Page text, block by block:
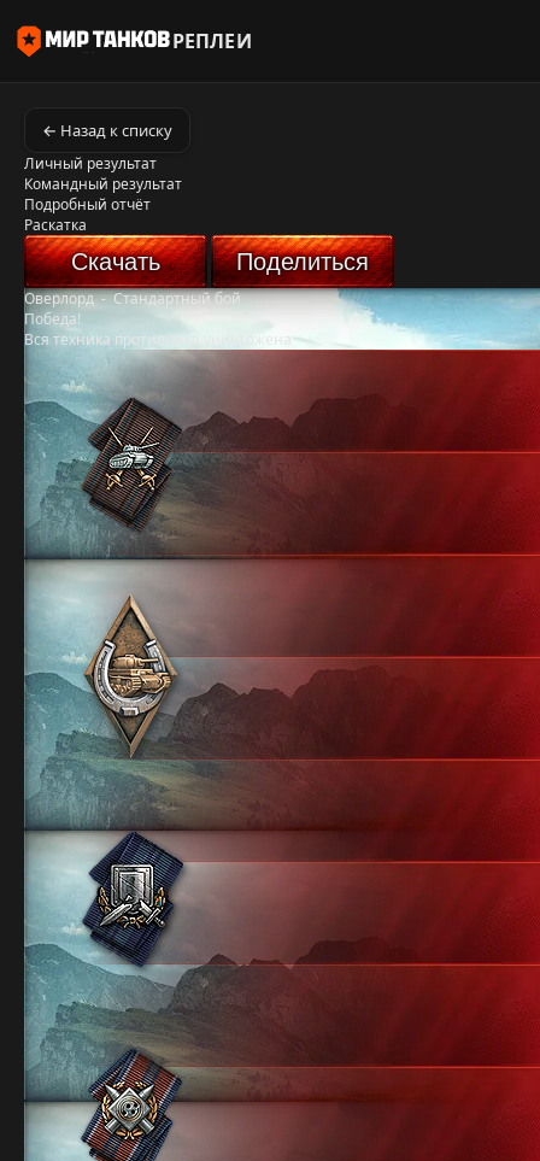
РЕПЛЕИ
← Назад к списку
Личный результат
Командный результат
Подробный отчёт
Раскатка
Скачать Поделиться
Оверлорд-Стандартный бой
Победа!
Вся техника противника уничтожена